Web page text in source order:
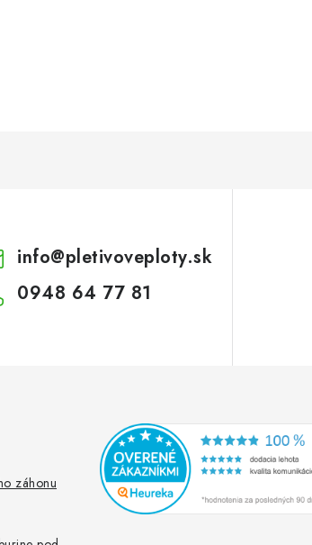
info@pletivoveploty.sk
0948 64 77 81
záhonu